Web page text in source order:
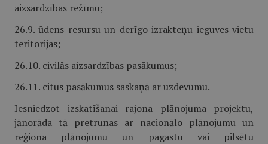
aizsardzības režīmu;
26.9. ūdens resursu un derīgo izrakteņu ieguves vietu
teritorijas;
26.10. civilās aizsardzības pasākumus;
26.11. citus pasākumus saskaņā ar uzdevumu.
Iesniedzot izskatīšanai rajona plānojuma projektu,
jānorāda tā pretrunas ar nacionālo plānojumu un
reģiona plānojumu un pagastu vai pilsētu